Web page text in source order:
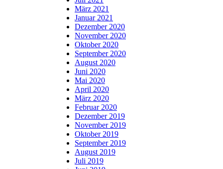
März 2021
Januar 2021
Dezember 2020
November 2020
Oktober 2020
September 2020
August 2020
Juni 2020
Mai 2020
April 2020
März 2020
Februar 2020
Dezember 2019
November 2019
Oktober 2019
September 2019
August 2019
Juli 2019